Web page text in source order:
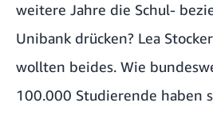
weitere Jahre die Schul-
Unibank drücken? Lea
wollten beides. Wie
100.000 Studierende haben